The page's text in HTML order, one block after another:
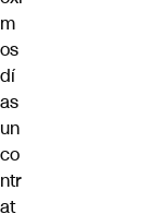
m
os
dí
as
un
co
ntr
at